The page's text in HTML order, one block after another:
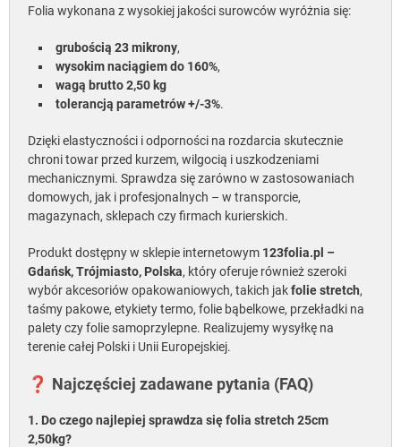
Folia wykonana z wysokiej jakości surowców wyróżnia się:
grubością 23 mikrony,
wysokim naciągiem do 160%,
wagą brutto 2,50 kg
tolerancją parametrów +/-3%.
Dzięki elastyczności i odporności na rozdarcia skutecznie
chroni towar przed kurzem, wilgocią i uszkodzeniami
mechanicznymi. Sprawdza się zarówno w zastosowaniach
domowych, jak i profesjonalnych – w transporcie,
magazynach, sklepach czy firmach kurierskich.
Produkt dostępny w sklepie internetowym 123folia.pl –
Gdańsk, Trójmiasto, Polska, który oferuje również szeroki
wybór akcesoriów opakowaniowych, takich jakfolie stretch,
taśmy pakowe, etykiety termo, folie bąbelkowe, przekładki na
palety czy folie samoprzylepne. Realizujemy wysyłkę na
terenie całej Polski i Unii Europejskiej.
❓ Najczęściej zadawane pytania (FAQ)
1. Do czego najlepiej sprawdza się folia stretch 25cm
2,50kg?